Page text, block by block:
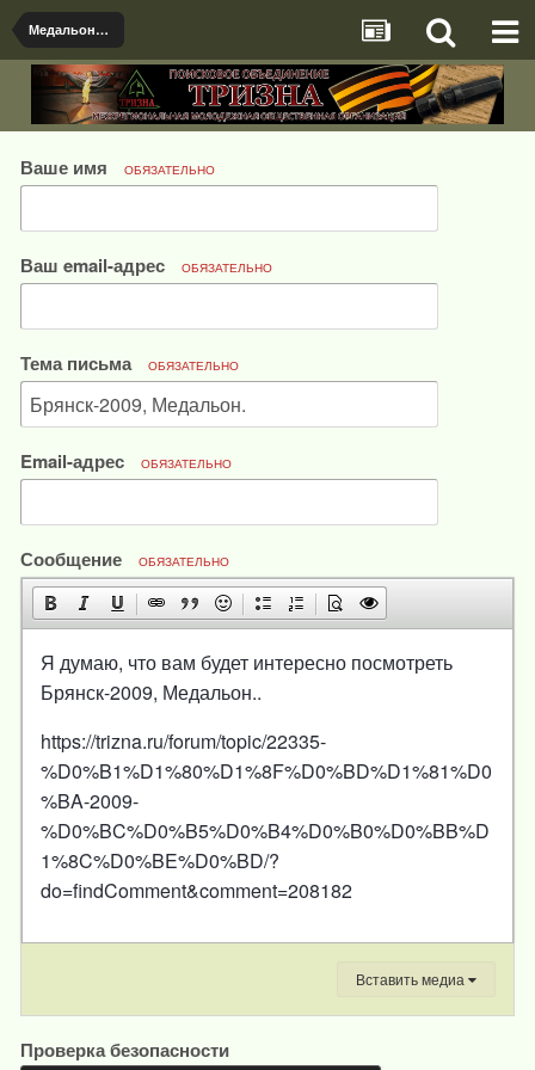
Медальоны, документы и именные предметы найденые поисковыми отрядами
Ваше имя ОБЯЗАТЕЛЬНО
Ваш email-адрес ОБЯЗАТЕЛЬНО
Тема письма ОБЯЗАТЕЛЬНО
Email-адрес ОБЯЗАТЕЛЬНО
Сообщение ОБЯЗАТЕЛЬНО
Я думаю, что вам будет интересно посмотреть
Брянск-2009, Медальон..
https://trizna.ru/forum/topic/22335-
%D0%B1%D1%80%D1%8F%D0%BD%D1%81%D0
%BA-2009-
%D0%BC%D0%B5%D0%B4%D0%B0%D0%BB%D
1%8C%D0%BE%D0%BD/?
do=findComment&comment=208182
Вставить медиа
Проверка безопасности